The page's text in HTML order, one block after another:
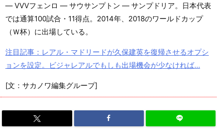
― VVVフェンロ ― サウサンプトン ― サンプドリア。日本代表
では通算100試合・11得点。2014年、2018のワールドカップ
（Ｗ杯）に出場している。
注目記事：レアル・マドリードが久保建英を復帰させるオプシ
ョンを設定。ビジャレアルでもしも出場機会が少なければ…
[文：サカノワ編集グループ]